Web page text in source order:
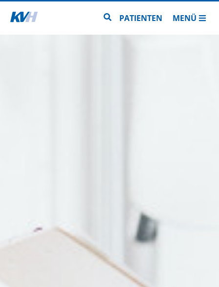
Zur Startseite Zur Seitensuche
PATIENTEN MENÜ